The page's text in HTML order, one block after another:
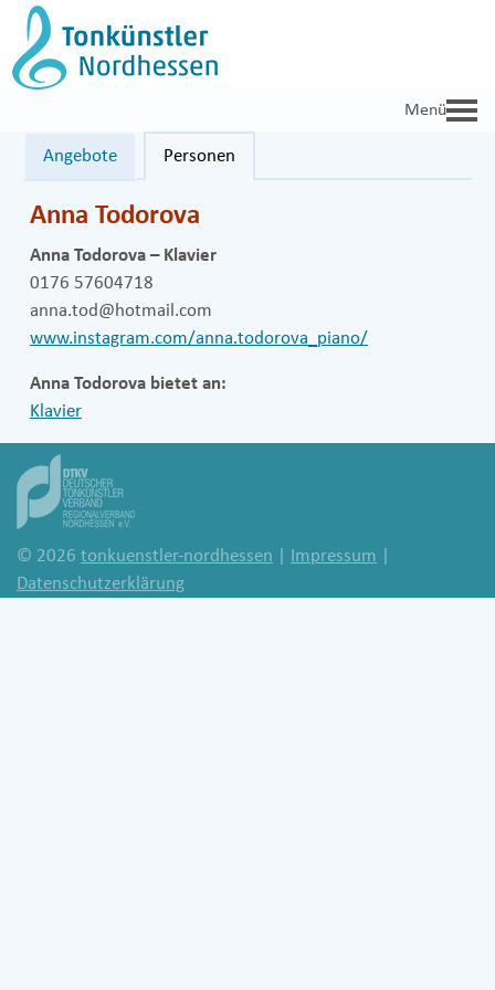
Zum
Inhalt
springen
Angebote Personen
Anna Todorova
Anna Todorova – Klavier
0176 57604718
anna.tod@hotmail.com
www.instagram.com/anna.todorova_piano/
Anna Todorova bietet an:
Klavier
© 2026 tonkuenstler-nordhessen Impressum
Datenschutzerklärung